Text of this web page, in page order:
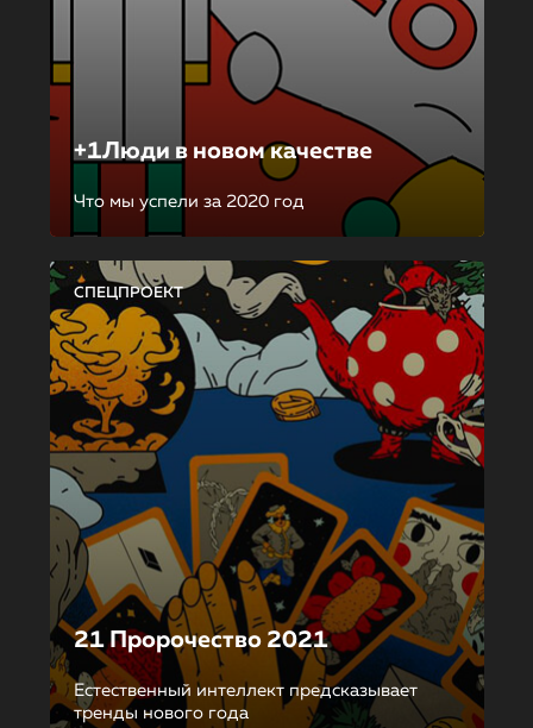
+1Люди в новом качестве
Что мы успели за 2020 год
СПЕЦПРОЕКТ
21 Пророчество 2021
Естественный интеллект предсказывает
тренды нового года